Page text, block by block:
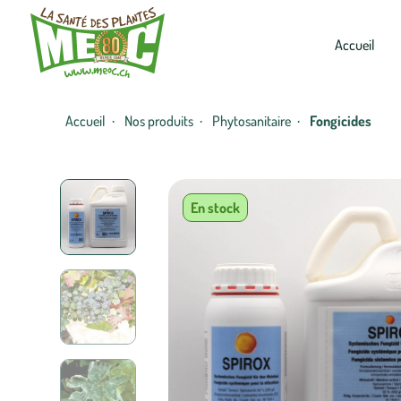
Accueil
Accueil · Nos produits · Phytosanitaire · Fongicides
En stock